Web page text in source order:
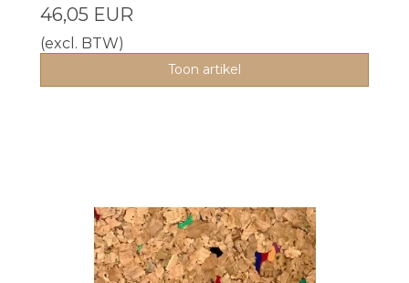
46,05 EUR
(excl. BTW)
Toon artikel